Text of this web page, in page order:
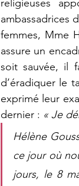
religieuses
ambassadrices
femmes, Mme
assure un
soit sauvée, il
d’éradiquer le
exprimé leur
dernier : « Je
Hélène
ce jour où
jours, le 8